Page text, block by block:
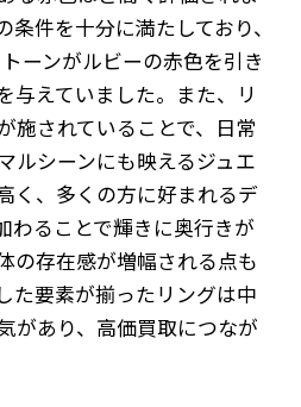
件を十分に満たしており、
ーンがルビーの赤色を引き
与えていました。また、リ
施されていることで、日常
ルシーンにも映えるジュエ
く、多くの方に好まれるデ
わることで輝きに奥行きが
の存在感が増幅される点も
た要素が揃ったリングは中
があり、高価買取につなが